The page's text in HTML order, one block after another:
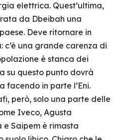
elettrica. Quest’ultima,
da Dbeibah una
Deve ritornare in
c’è una grande carenza di
è stanca dei
su questo punto dovrà
facendo in parte l’Eni.
però, solo una parte delle
Iveco, Agusta
Saipem è rimasta